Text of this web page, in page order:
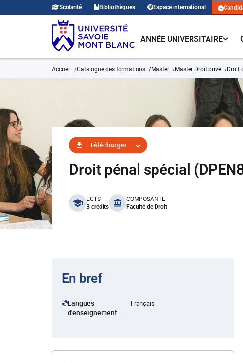
Scolarité Bibliothèques Espace international
ANNÉE UNIVERSITAIRE
Accueil Catalogue des formations Master Master Droit privé Droit
Télécharger
Droit pénal spécial
benefits
ECTS
3 crédits
COMPOSANTE
Faculté de Droit
En bref
Langues
d'enseignement
Français